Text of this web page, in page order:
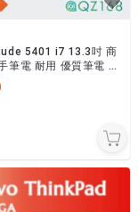
筆電 耐用 優質筆電 文
CP值